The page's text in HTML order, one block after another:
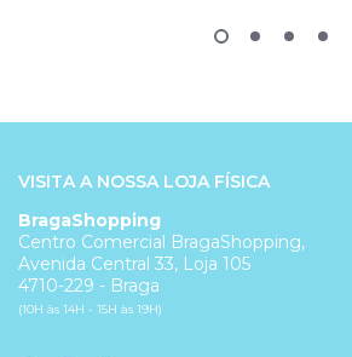
VISITA A NOSSA LOJA FÍSICA
BragaShopping
Centro Comercial BragaShopping,
Avenida Central 33, Loja 105
4710-229 - Braga
(10H às 14H - 15H às 19H)